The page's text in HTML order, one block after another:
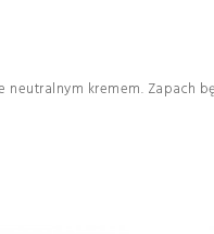
neutralnym kremem. Zapach